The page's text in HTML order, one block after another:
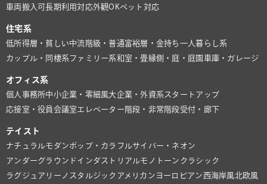
車両搬入可長期利用対応外観OKペット対応
住宅系
低所得層・貧しい中流階級・普通富裕層・金持ち 一人暮らし系
カップル・同棲系ファミリー系和室・畳縁側・庭・庭園 車庫・ガレージ
オフィス系
個人事務所中小企業・零細風大企業・外資系スタートアップ
応接室・役員会議室 エレベーター 階段・非常階段受付・廊下
テイスト
ナチュラルモダンポップ・カラフルサイバー・ネオン
アンダーグラウンド インダストリアルモノトーン クラシック
ラグジュアリー ノスタルジック アメリカン ヨーロピアン 西海岸風北欧風